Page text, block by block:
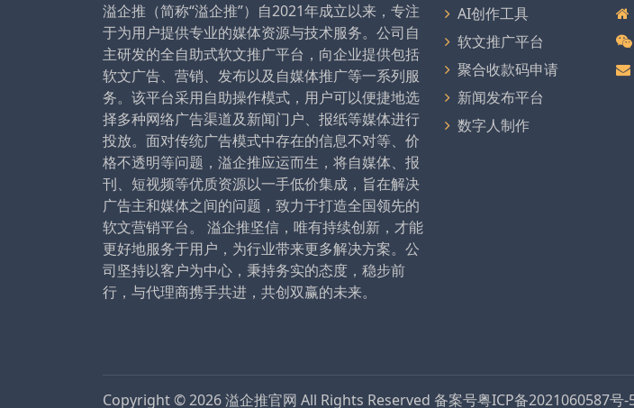
溢企推（简称“溢企推”）自2021年成立以来，专注
于为用户提供专业的媒体资源与技术服务。公司自
主研发的全自助式软文推广平台，向企业提供包括
软文广告、营销、发布以及自媒体推广等一系列服
务。该平台采用自助操作模式，用户可以便捷地选
择多种网络广告渠道及新闻门户、报纸等媒体进行
投放。面对传统广告模式中存在的信息不对等、价
格不透明等问题，溢企推应运而生，将自媒体、报
刊、短视频等优质资源以一手低价集成，旨在解决
广告主和媒体之间的问题，致力于打造全国领先的
软文营销平台。 溢企推坚信，唯有持续创新，才能
更好地服务于用户，为行业带来更多解决方案。公
司坚持以客户为中心，秉持务实的态度，稳步前
行，与代理商携手共进，共创双赢的未来。
AI创作工具
软文推广平台
聚合收款码申请
新闻发布平台
数字人制作
Copyright © 2026溢企推官网 All Rights Reserved 备案号粤ICP备2021060587号-